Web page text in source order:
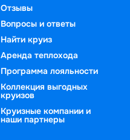
Отзывы
Вопросы и ответы
Найти круиз
Аренда теплохода
Программа лояльности
Коллекция выгодных
круизов
Круизные компании и
наши партнеры